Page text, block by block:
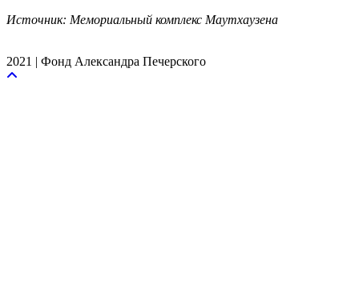
Источник: Мемориальный комплекс Маутхаузена
2021 | Фонд Александра Печерского